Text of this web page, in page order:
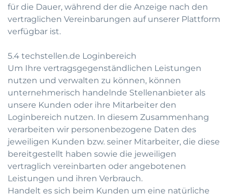
für die Dauer, während der die Anzeige nach den
vertraglichen Vereinbarungen auf unserer Plattform
verfügbar ist.
5.4 techstellen.de Loginbereich
Um Ihre vertragsgegenständlichen Leistungen
nutzen und verwalten zu können, können
unternehmerisch handelnde Stellenanbieter als
unsere Kunden oder ihre Mitarbeiter den
Loginbereich nutzen. In diesem Zusammenhang
verarbeiten wir personenbezogene Daten des
jeweiligen Kunden bzw. seiner Mitarbeiter, die diese
bereitgestellt haben sowie die jeweiligen
vertraglich vereinbarten oder angebotenen
Leistungen und ihren Verbrauch.
Handelt es sich beim Kunden um eine natürliche